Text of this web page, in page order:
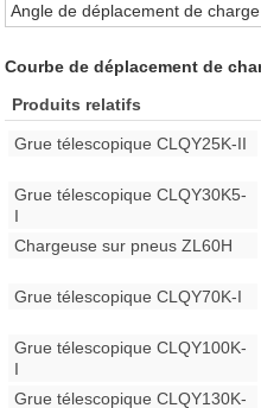
Angle de déplacement de charge
Courbe de déplacement de
Produits relatifs
Grue télescopique CLQY25K-II
Grue télescopique CLQY30K5-
I
Chargeuse sur pneus ZL60H
Grue télescopique CLQY70K-I
Grue télescopique CLQY100K-
I
Grue télescopique CLQY130K-